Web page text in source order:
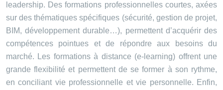
leadership. Des formations professionnelles courtes, axées
sur des thématiques spécifiques (sécurité, gestion de projet,
BIM, développement durable…), permettent d’acquérir des
compétences pointues et de répondre aux besoins du
marché. Les formations à distance (e-learning) offrent une
grande flexibilité et permettent de se former à son rythme,
en conciliant vie professionnelle et vie personnelle. Enfin,